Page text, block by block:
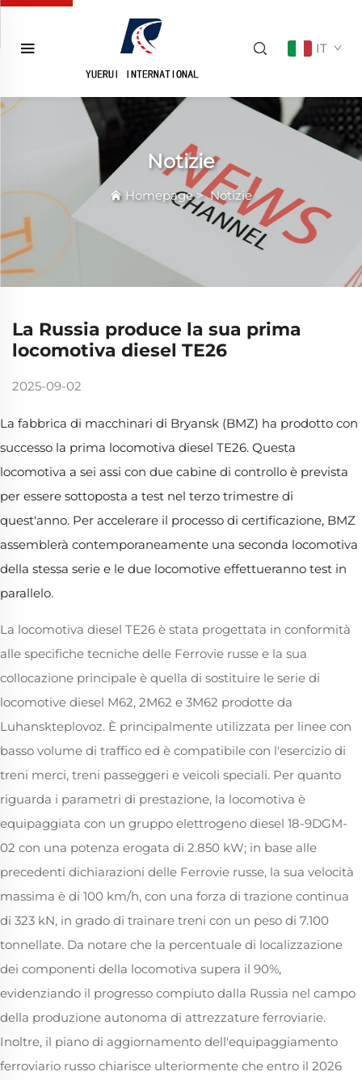
IT
Notizie
Homepage>Notizie
La Russia produce la sua prima
locomotiva diesel TE26
2025-09-02
La fabbrica di macchinari di Bryansk (BMZ) ha prodotto con
successo la prima locomotiva diesel TE26. Questa
locomotiva a sei assi con due cabine di controllo è prevista
per essere sottoposta a test nel terzo trimestre di
quest'anno. Per accelerare il processo di certificazione, BMZ
assemblerà contemporaneamente una seconda locomotiva
della stessa serie e le due locomotive effettueranno test in
parallelo.
La locomotiva diesel TE26 è stata progettata in conformità
alle specifiche tecniche delle Ferrovie russe e la sua
collocazione principale è quella di sostituire le serie di
locomotive diesel M62, 2M62 e 3M62 prodotte da
Luhanskteplovoz. È principalmente utilizzata per linee con
basso volume di traffico ed è compatibile con l'esercizio di
treni merci, treni passeggeri e veicoli speciali. Per quanto
riguarda i parametri di prestazione, la locomotiva è
equipaggiata con un gruppo elettrogeno diesel 18-9DGM-
02 con una potenza erogata di 2.850 kW; in base alle
precedenti dichiarazioni delle Ferrovie russe, la sua velocità
massima è di 100 km/h, con una forza di trazione continua
di 323 kN, in grado di trainare treni con un peso di 7.100
tonnellate. Da notare che la percentuale di localizzazione
dei componenti della locomotiva supera il 90%,
evidenziando il progresso compiuto dalla Russia nel campo
della produzione autonoma di attrezzature ferroviarie.
Inoltre, il piano di aggiornamento dell'equipaggiamento
ferroviario russo chiarisce ulteriormente che entro il 2026